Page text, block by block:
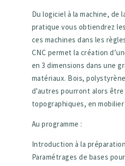
Du logiciel à la machine, de
pratique vous obtiendrez
ces machines dans les
CNC permet la création
en 3 dimensions dans une
matériaux. Bois,
d’autres pourront alors
topographiques, en
Au programme :
Introduction à la
Paramétrages de bases